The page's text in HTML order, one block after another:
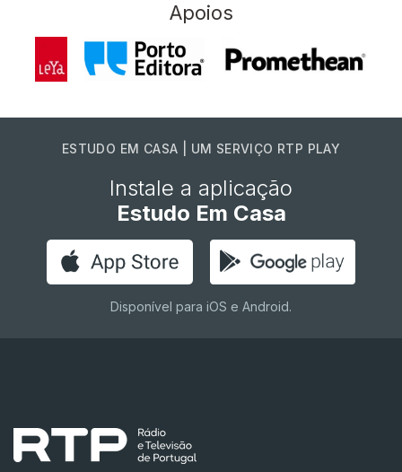
Apoios
ESTUDO EM CASA | UM SERVIÇO RTP PLAY
Instale a aplicação
Estudo Em Casa
Disponível para iOS e Android.